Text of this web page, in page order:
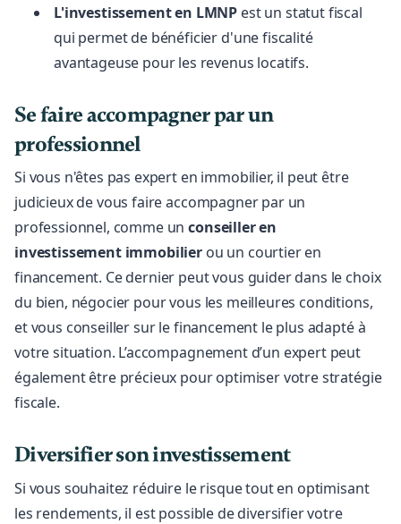
L'investissement en LMNP est un statut fiscal
qui permet de bénéficier d'une fiscalité
avantageuse pour les revenus locatifs.
Se faire accompagner par un
professionnel
Si vous n'êtes pas expert en immobilier, il peut être
judicieux de vous faire accompagner par un
professionnel, comme unconseiller en
investissement immobilier ou un courtier en
financement. Ce dernier peut vous guider dans le choix
du bien, négocier pour vous les meilleures conditions,
et vous conseiller sur le financement le plus adapté à
votre situation. L’accompagnement d’un expert peut
également être précieux pour optimiser votre stratégie
fiscale.
Diversifier son investissement
Si vous souhaitez réduire le risque tout en optimisant
les rendements, il est possible de diversifier votre